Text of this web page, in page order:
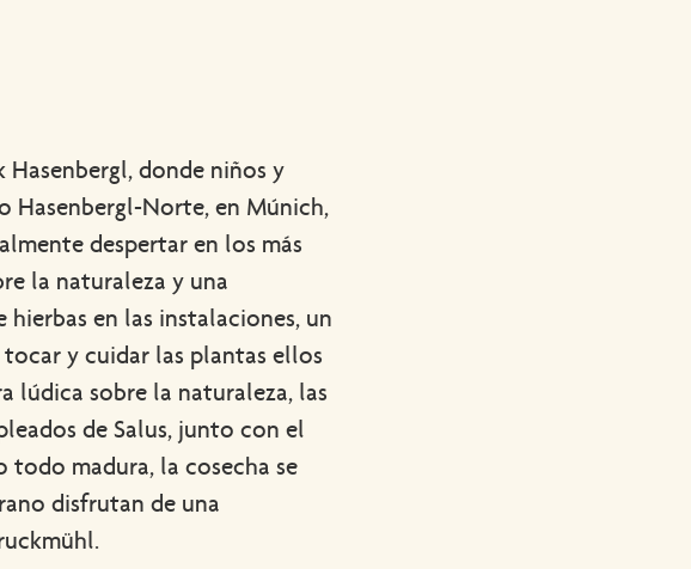
donde niños y
Hasenbergl-Norte, en Múnich,
despertar en los más
la naturaleza y una
en las instalaciones, un
y cuidar las plantas ellos
lúdica sobre la naturaleza, las
de Salus, junto con el
madura, la cosecha se
disfrutan de una